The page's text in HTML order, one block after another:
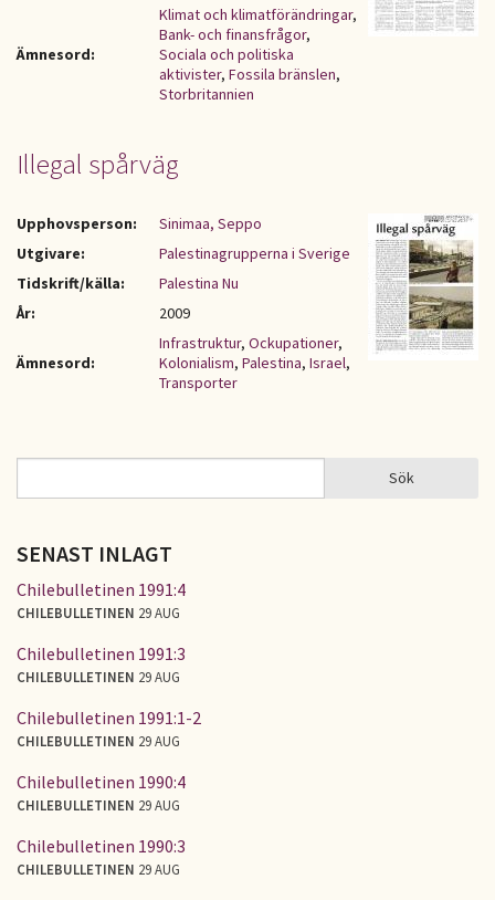
Ämnesord:
Klimat och klimatförändringar,
Bank- och finansfrågor,
Sociala och politiska
aktivister, Fossila bränslen,
Storbritannien
Illegal spårväg
Upphovsperson:
Sinimaa, Seppo
Utgivare:
Palestinagrupperna i Sverige
Tidskrift/källa:
Palestina Nu
År:
2009
Ämnesord:
Infrastruktur, Ockupationer,
Kolonialism, Palestina, Israel,
Transporter
SÖKFORMULÄR Sök
SENAST INLAGT
Chilebulletinen 1991:4
CHILEBULLETINEN 29 AUG
Chilebulletinen 1991:3
CHILEBULLETINEN 29 AUG
Chilebulletinen 1991:1-2
CHILEBULLETINEN 29 AUG
Chilebulletinen 1990:4
CHILEBULLETINEN 29 AUG
Chilebulletinen 1990:3
CHILEBULLETINEN 29 AUG